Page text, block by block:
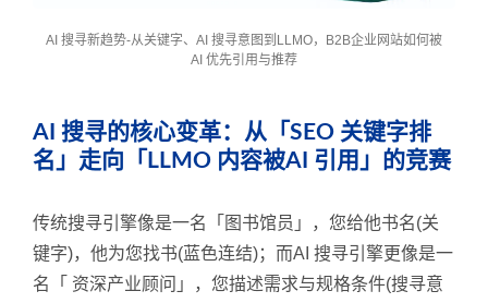
AI 搜寻新趋势-从关键字、AI 搜寻意图到LLMO，B2B企业网站如何被
AI 优先引用与推荐
AI 搜寻的核心变革：从「SEO 关键字排
名」走向「LLMO 内容被AI 引用」的竞赛
传统搜寻引擎像是一名「图书馆员」，您给他书名(关
键字)，他为您找书(蓝色连结)；而AI 搜寻引擎更像是一
名「 资深产业顾问」，您描述需求与规格条件(搜寻意